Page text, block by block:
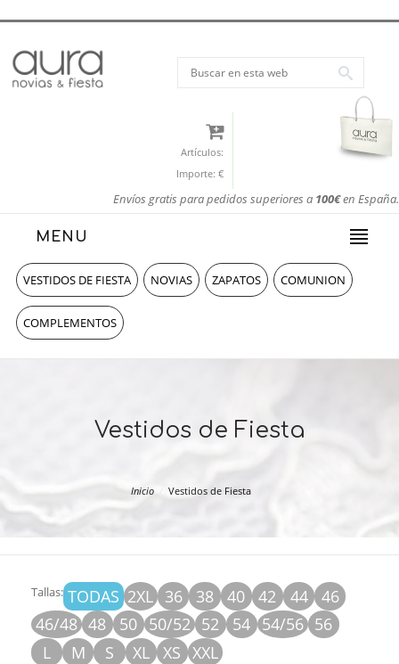
Artículos:
Importe: €
Envíos gratis para pedidos superiores a 100€en España.
MENU
VESTIDOS DE FIESTA NOVIAS ZAPATOS COMUNION
COMPLEMENTOS
Vestidos de Fiesta
Inicio Vestidos de Fiesta
Tallas: TODAS 2XL 36 38 40 42 44
46
46/48 48 50 50/52 52 54 54/56 56
L
M S XL XS XXL